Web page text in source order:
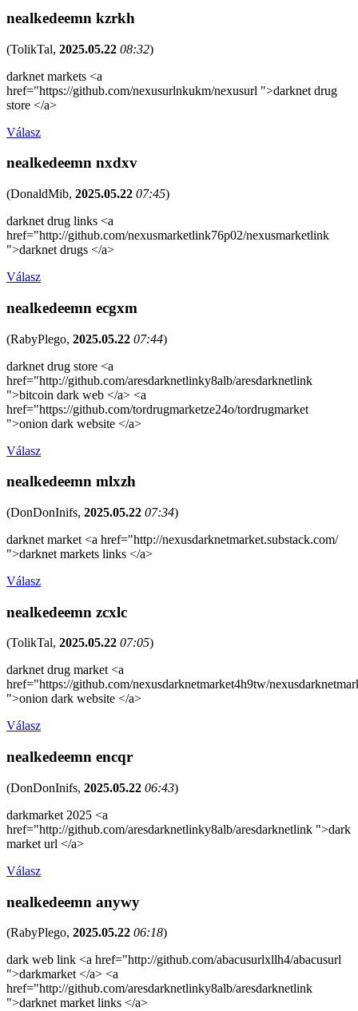
nealkedeemn kzrkh
(TolikTal, 2025.05.22 08:32)
darknet markets <a
href="https://github.com/nexusurlnkukm/nexusurl ">darknet drug
store </a>
Válasz
nealkedeemn nxdxv
(DonaldMib, 2025.05.22 07:45)
darknet drug links <a
href="http://github.com/nexusmarketlink76p02/nexusmarketlink
">darknet drugs </a>
Válasz
nealkedeemn ecgxm
(RabyPlego, 2025.05.22 07:44)
darknet drug store <a
href="http://github.com/aresdarknetlinky8alb/aresdarknetlink
">bitcoin dark web </a> <a
href="https://github.com/tordrugmarketze24o/tordrugmarket
">onion dark website </a>
Válasz
nealkedeemn mlxzh
(DonDonInifs, 2025.05.22 07:34)
darknet market <a href="http://nexusdarknetmarket.substack.com/
">darknet markets links </a>
Válasz
nealkedeemn zcxlc
(TolikTal, 2025.05.22 07:05)
darknet drug market <a
href="https://github.com/nexusdarknetmarket4h9tw/
">onion dark website </a>
Válasz
nealkedeemn encqr
(DonDonInifs, 2025.05.22 06:43)
darkmarket 2025 <a
href="http://github.com/aresdarknetlinky8alb/aresdarknetlink ">dark
market url </a>
Válasz
nealkedeemn anywy
(RabyPlego, 2025.05.22 06:18)
dark web link <a href="http://github.com/abacusurlxllh4/abacusurl
">darkmarket </a> <a
href="http://github.com/aresdarknetlinky8alb/aresdarknetlink
">darknet market links </a>